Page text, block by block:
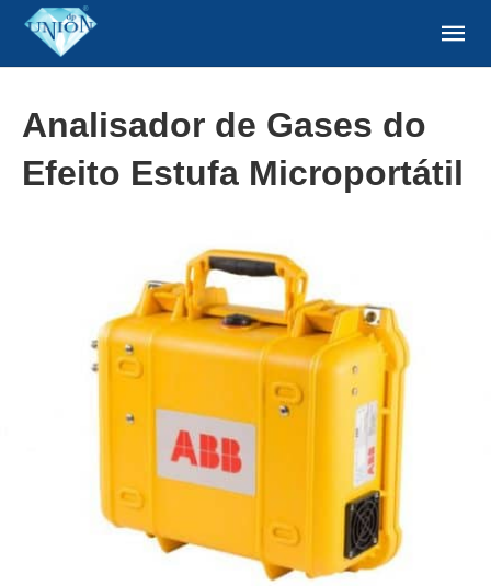
Analisador de Gases do
Efeito Estufa Microportátil